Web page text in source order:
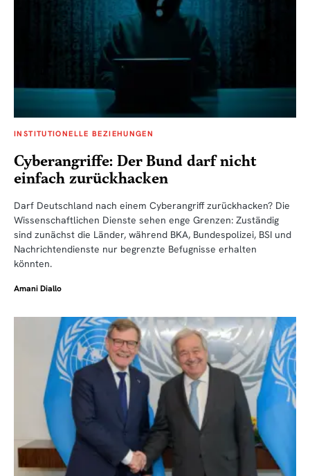
INSTITUTIONELLE BEZIEHUNGEN
Cyberangriffe: Der Bund darf nicht
einfach zurückhacken
Darf Deutschland nach einem Cyberangriff zurückhacken? Die
Wissenschaftlichen Dienste sehen enge Grenzen: Zuständig
sind zunächst die Länder, während BKA, Bundespolizei, BSI und
Nachrichtendienste nur begrenzte Befugnisse erhalten
könnten.
Amani Diallo